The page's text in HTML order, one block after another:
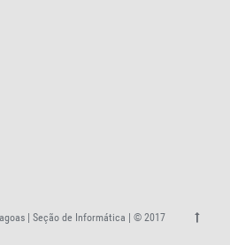
| Seção de Informática | © 2017